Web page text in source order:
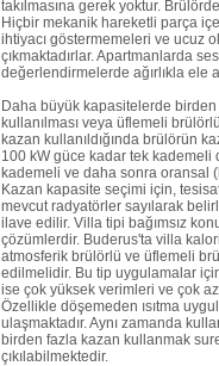
takılmasına gerek yoktur.
Hiçbir mekanik hareketli parça
ihtiyacı göstermemeleri ve ucuz
çıkmaktadırlar. Apartmanlarda
değerlendirmelerde ağırlıkla ele
Daha büyük kapasitelerde
kullanılması veya üflemeli
kazan kullanıldığında brülörün
100 kW güce kadar tek
kademeli ve daha sonra oransal
Kazan kapasite seçimi için,
mevcut radyatörler sayılarak
ilave edilir. Villa tipi bağımsız
çözümlerdir. Buderus'ta villa
atmosferik brülörlü ve üflemeli
edilmelidir. Bu tip uygulamalar
ise çok yüksek verimleri ve çok
Özellikle döşemeden ısıtma
ulaşmaktadır. Aynı zamanda
birden fazla kazan kullanmak
çıkılabilmektedir.